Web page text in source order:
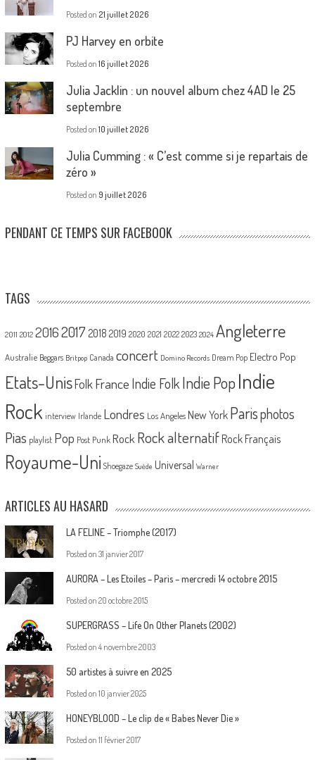
Posted on 21 juillet 2026
PJ Harvey en orbite
Posted on 16 juillet 2026
Julia Jacklin : un nouvel album chez 4AD le 25
septembre
Posted on 10 juillet 2026
Julia Cumming : « C’est comme si je repartais de
zéro »
Posted on 9 juillet 2026
PENDANT CE TEMPS SUR FACEBOOK
TAGS
2011 2012 20162017 2018 2019 2020 2021 2022 2023 2024 Angleterre
Australie Beggars Britpop Canada concert Domino Records Dream Pop Electro Pop
Etats-UnisFolk France Indie Folk Indie PopIndie
Rock interview Irlande Londres Los Angeles New York Parisphotos
Pias playlist Pop Post Punk Rock Rock alternatif Rock Français
Royaume-Uni Shoegaze Suède Universal Warner
ARTICLES AU HASARD
LA FELINE – Triomphe (2017)
Posted on 31 janvier 2017
AURORA – Les Etoiles – Paris – mercredi 14 octobre 2015
Posted on 20 octobre 2015
SUPERGRASS – Life On Other Planets (2002)
Posted on 4 novembre 2003
50 artistes à suivre en 2025
Posted on 10 janvier 2025
HONEYBLOOD – Le clip de « Babes Never Die »
Posted on 11 février 2017